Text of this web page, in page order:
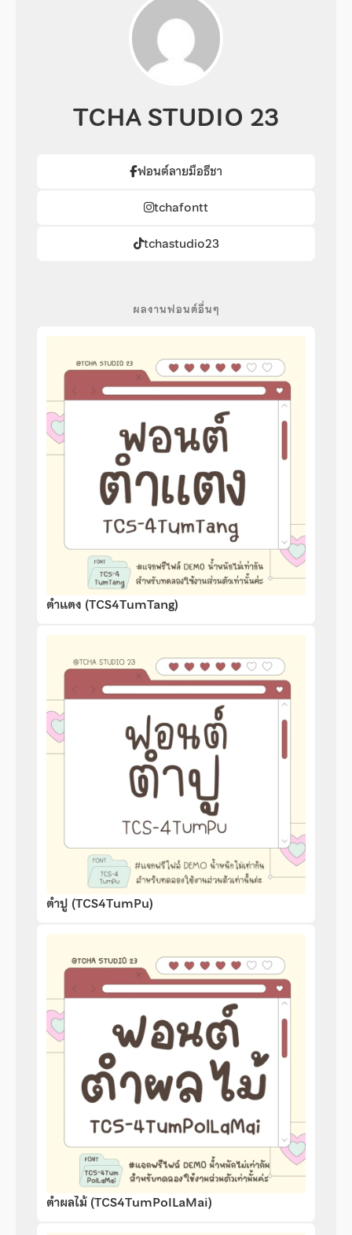
TCHA STUDIO 23
ฟอนต์ลายมือธีชา
tchafontt
tchastudio23
ผลงานฟอนต์อื่นๆ
ตำแตง (TCS4TumTang)
ตำปู (TCS4TumPu)
ตำผลไม้ (TCS4TumPolLaMai)